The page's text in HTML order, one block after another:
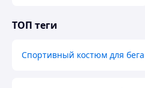
ТОП теги
Спортивный костюм для бега